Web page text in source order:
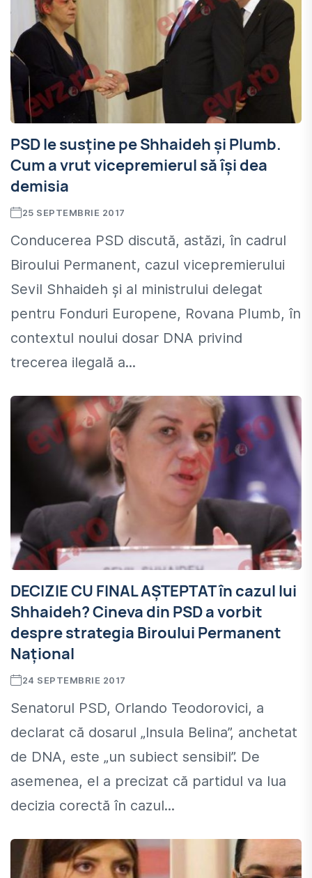
PSD le susţine pe Shhaideh şi Plumb.
Cum a vrut vicepremierul să îşi dea
demisia
25 SEPTEMBRIE 2017
Conducerea PSD discută, astăzi, în cadrul
Biroului Permanent, cazul vicepremierului
Sevil Shhaideh şi al ministrului delegat
pentru Fonduri Europene, Rovana Plumb, în
contextul noului dosar DNA privind
trecerea ilegală a...
DECIZIE CU FINAL AȘTEPTAT în cazul lui
Shhaideh? Cineva din PSD a vorbit
despre strategia Biroului Permanent
Național
24 SEPTEMBRIE 2017
Senatorul PSD, Orlando Teodorovici, a
declarat că dosarul „Insula Belina”, anchetat
de DNA, este „un subiect sensibil”. De
asemenea, el a precizat că partidul va lua
decizia corectă în cazul...